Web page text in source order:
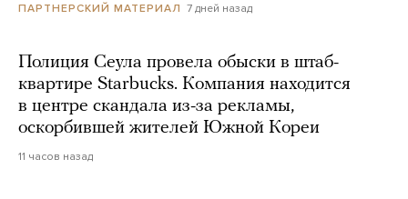
ПАРТНЕРСКИЙ МАТЕРИАЛ 7 дней назад
Полиция Сеула провела обыски в штаб-
квартире Starbucks. Компания находится
в центре скандала из-за рекламы,
оскорбившей жителей Южной Кореи
11 часов назад